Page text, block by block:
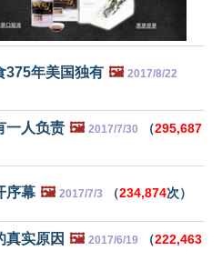
375年美国独有 🖼️ 2017/8/22
一人负责 🖼️ 2017/7/30 （295,687
序幕 🖼️ 2017/7/3 （234,874次）
真实原因 🖼️ 2017/6/19 （222,463